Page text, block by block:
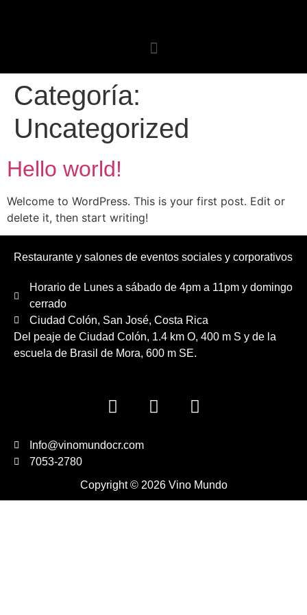
Categoría:
Uncategorized
Hello world!
Welcome to WordPress. This is your first post. Edit or
delete it, then start writing!
Restaurante y salones de eventos sociales y corporativos
Horario de Lunes a sábado de 4pm a 11pm y domingo
cerrado
Ciudad Colón, San José, Costa Rica
Del peaje de Ciudad Colón, 1.4 km O, 400 m S y de la
escuela de Brasil de Mora, 600 m SE.
Info@vinomundocr.com
7053-2780
Copyright © 2026 Vino Mundo